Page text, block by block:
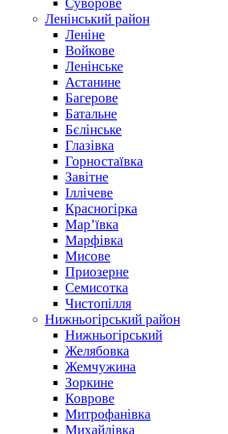
Суворове
Ленінський район
Леніне
Войкове
Ленінське
Астанине
Багерове
Батальне
Бєлінське
Глазівка
Горностаївка
Завітне
Іллічеве
Красногірка
Мар’ївка
Марфівка
Мисове
Приозерне
Семисотка
Чистопілля
Нижньогірський район
Нижньогірський
Желябовка
Жемчужина
Зоркине
Коврове
Митрофанівка
Михайлівка